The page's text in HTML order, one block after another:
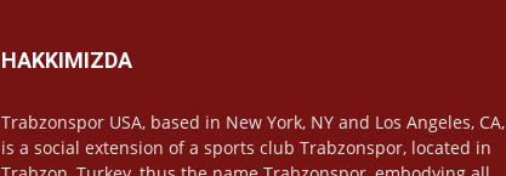
HAKKIMIZDA
Trabzonspor USA, based in New York, NY and Los Angeles, CA,
is a social extension of a sports club Trabzonspor, located in